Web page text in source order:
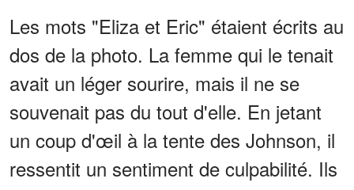
Les mots "Eliza et Eric" étaient écrits au
dos de la photo. La femme qui le tenait
avait un léger sourire, mais il ne se
souvenait pas du tout d'elle. En jetant
un coup d'œil à la tente des Johnson, il
ressentit un sentiment de culpabilité. Ils